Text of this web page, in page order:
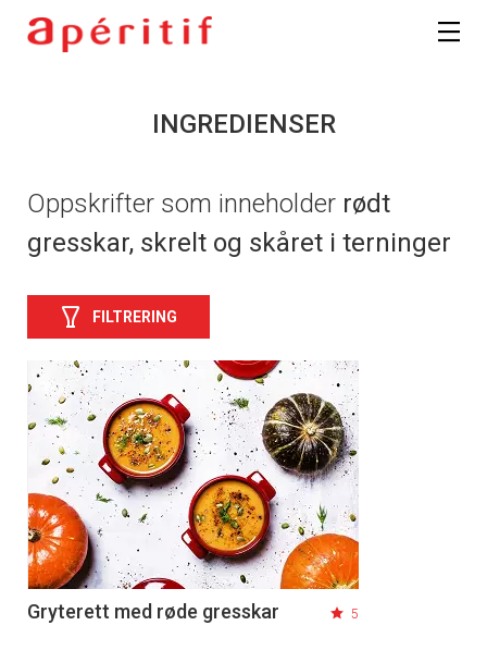
INGREDIENSER
Oppskrifter som inneholder rødt
gresskar, skrelt og skåret i terninger
FILTRERING
Gryterett med røde gresskar 5